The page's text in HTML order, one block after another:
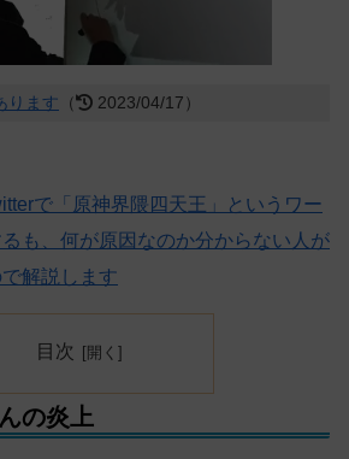
ります （ 2023/04/17）
で「原神界隈四天王」というワー
も、何が原因なのか分からない人が
解説します
目次
の炎上